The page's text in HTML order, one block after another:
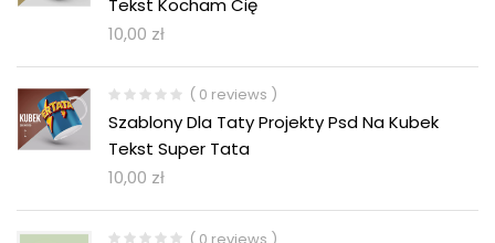
Tekst Kocham Cię
10,00 zł
( 0 reviews )
Szablony Dla Taty Projekty Psd Na Kubek
Tekst Super Tata
10,00 zł
( 0 reviews )